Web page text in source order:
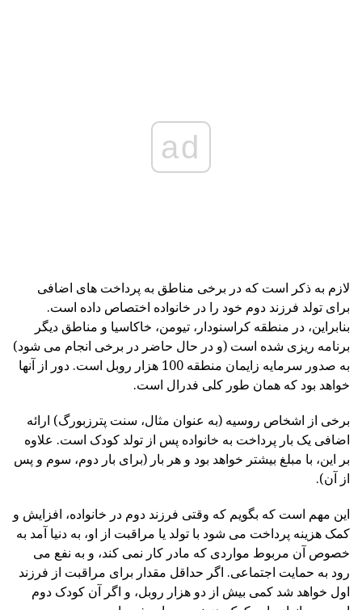
ad
لازم به ذکر است که در برخی مناطق به پرداخت های اضافی
برای تولد فرزند دوم خود را در خانواده اختصاص داده است.
بنابراین، در منطقه کراسنودار، تیومن، خاکاسیا و مناطق دیگر
برنامه ریزی شده است (و در حال حاضر در برخی انجام می شود)
به صدور سرمایه زایمان منطقه 100 هزار روبل است. دور از آنها
خواهد بود که همان طور کلی فدرال است.
برخی از اشخاص روسیه (به عنوان مثال، سنت پترزبورگ) ارائه
اضافی یک بار پرداخت به خانواده پس از تولد کودک است. علاوه
بر این، با مبلغ بیشتر خواهد بود و هر بار (برای بار دوم، سوم و پس
از آن).
این مهم است که بگویم که وقتی فرزند دوم در خانواده، افزایش و
کمک هزینه پرداخت می شود با تولد یا مراقبت از او، به دنیا آمد به
خصوص آن مربوط مواردی که مادر کار نمی کند، و به نفع می
رود به حمایت اجتماعی. اگر حداقل مقدار برای مراقبت از فرزند
اول خواهد شد کمی بیش از دو هزار روبل، و اگر آن کودک دوم